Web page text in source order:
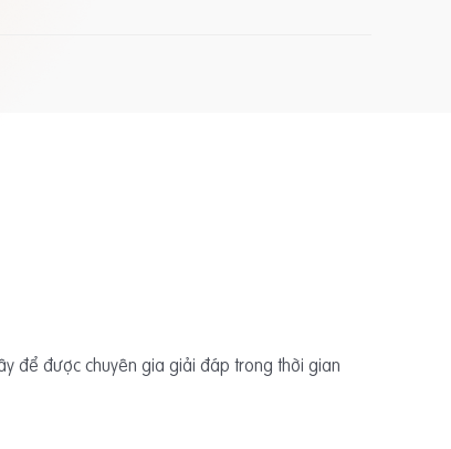
để được chuyên gia giải đáp trong thời gian